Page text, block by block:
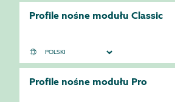
Profile nośne modułu Classic
Profile nośne modułu Pro